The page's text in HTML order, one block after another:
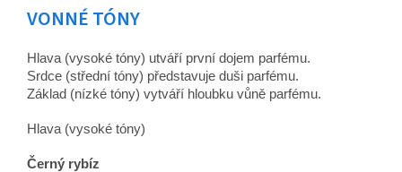
VONNÉ TÓNY
Hlava (vysoké tóny) utváří první dojem parfému.
Srdce (střední tóny) představuje duši parfému.
Základ (nízké tóny) vytváří hloubku vůně parfému.
Hlava (vysoké tóny)
Černý rybíz